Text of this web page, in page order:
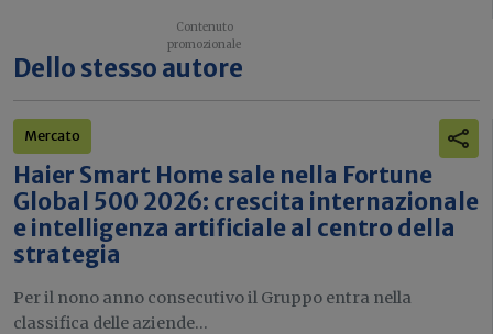
Dello stesso autore
Mercato
Haier Smart Home sale nella Fortune
Global 500 2026: crescita internazionale
e intelligenza artificiale al centro della
strategia
Per il nono anno consecutivo il Gruppo entra nella
classifica delle aziende...